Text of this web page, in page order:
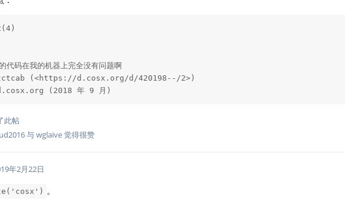
代码在我的机器上完全没有问题啊
(<https://d.cosx.org/d/420198--/2>)
(2018 年 9 月)
此帖
与wglaive觉得很赞
年2月22日
。